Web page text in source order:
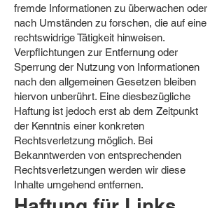
fremde Informationen zu überwachen oder
nach Umständen zu forschen, die auf eine
rechtswidrige Tätigkeit hinweisen.
Verpflichtungen zur Entfernung oder
Sperrung der Nutzung von Informationen
nach den allgemeinen Gesetzen bleiben
hiervon unberührt. Eine diesbezügliche
Haftung ist jedoch erst ab dem Zeitpunkt
der Kenntnis einer konkreten
Rechtsverletzung möglich. Bei
Bekanntwerden von entsprechenden
Rechtsverletzungen werden wir diese
Inhalte umgehend entfernen.